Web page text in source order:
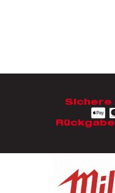
Sichere
Rückgabe